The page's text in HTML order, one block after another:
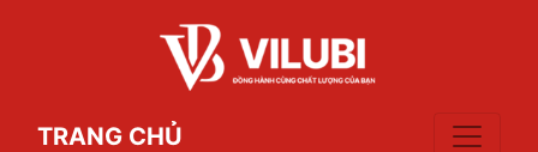
TRANG CHỦ